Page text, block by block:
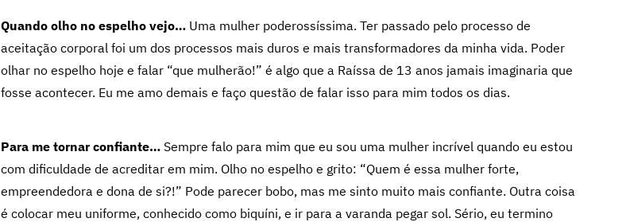
Quando olho no espelho vejo… Uma mulher poderossíssima. Ter passado pelo processo de
aceitação corporal foi um dos processos mais duros e mais transformadores da minha vida. Poder
olhar no espelho hoje e falar “que mulherão!” é algo que a Raíssa de 13 anos jamais imaginaria que
fosse acontecer. Eu me amo demais e faço questão de falar isso para mim todos os dias.
Para me tornar confiante… Sempre falo para mim que eu sou uma mulher incrível quando eu estou
com dificuldade de acreditar em mim. Olho no espelho e grito: “Quem é essa mulher forte,
empreendedora e dona de si?!” Pode parecer bobo, mas me sinto muito mais confiante. Outra coisa
é colocar meu uniforme, conhecido como biquíni, e ir para a varanda pegar sol. Sério, eu termino